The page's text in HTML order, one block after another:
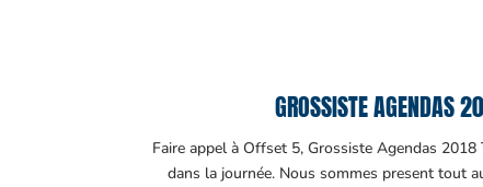
GROSSISTE AGENDAS
Faire appel à Offset 5, Grossiste Agendas 2018
dans la journée. Nous sommes present tout